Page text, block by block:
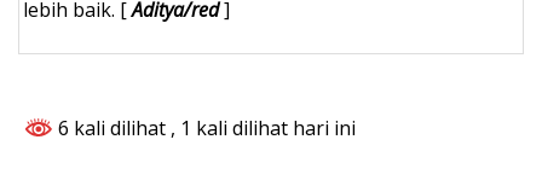
lebih baik. [Aditya/red]
6 kali dilihat , 1 kali dilihat hari ini